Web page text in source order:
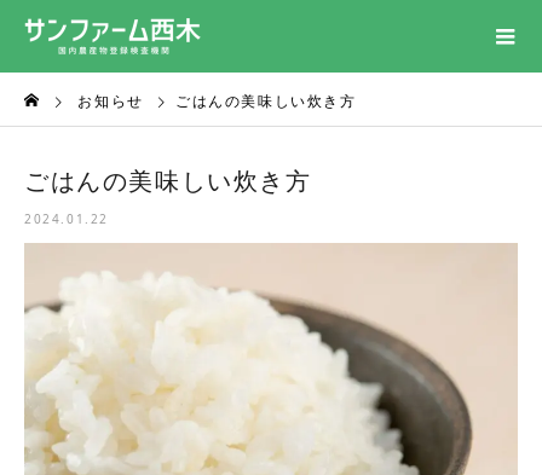
お知らせ ごはんの美味しい炊き方
ごはんの美味しい炊き方
2024.01.22